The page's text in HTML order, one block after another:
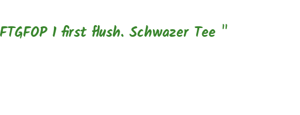
1 first flush. Schwazer Tee "